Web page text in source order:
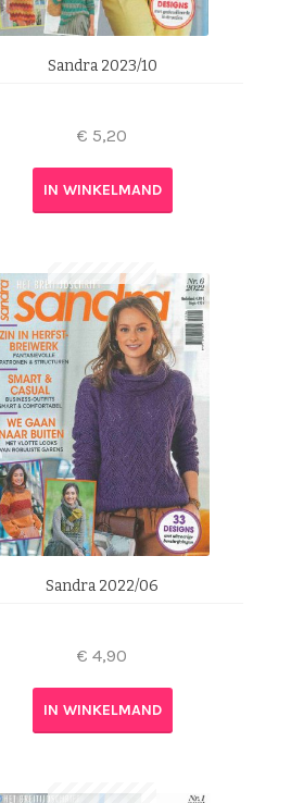
Sandra 2023/10
€ 5,20
IN WINKELMAND
Sandra 2022/06
€ 4,90
IN WINKELMAND